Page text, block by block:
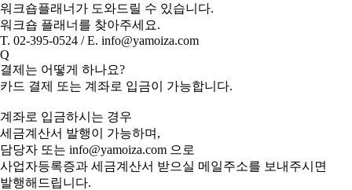
워크숍플래너가 도와드릴 수 있습니다.
워크숍 플래너를 찾아주세요.
T. 02-395-0524 / E. info@yamoiza.com
Q
결제는 어떻게 하나요?
카드 결제 또는 계좌로 입금이 가능합니다.
계좌로 입금하시는 경우
세금계산서 발행이 가능하며,
담당자 또는 info@yamoiza.com 으로
사업자등록증과 세금계산서 받으실 메일주소를 보내주시면
발행해드립니다.